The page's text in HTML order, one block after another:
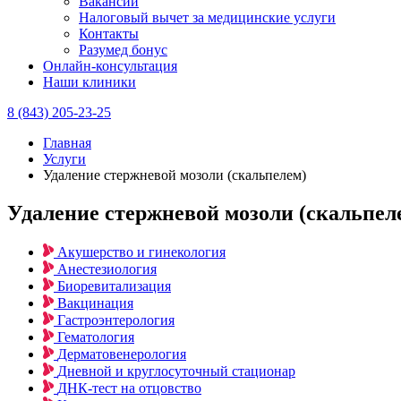
Налоговый вычет за медицинские услуги
Контакты
Разумед бонус
Онлайн-консультация
Наши клиники
8 (843) 205-23-25
Главная
Услуги
Удаление стержневой мозоли (скальпелем)
Удаление стержневой мозоли
Акушерство и гинекология
Анестезиология
Биоревитализация
Вакцинация
Гастроэнтерология
Гематология
Дерматовенерология
Дневной и круглосуточный стационар
ДНК-тест на отцовство